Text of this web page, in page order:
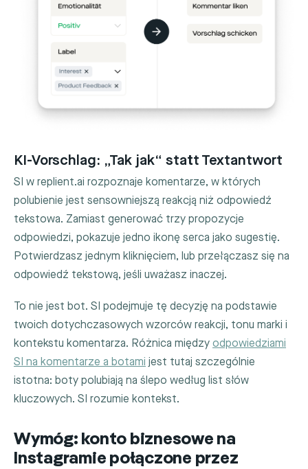
KI-Vorschlag: „Tak jak“ statt Textantwort
SI w replient.ai rozpoznaje komentarze, w których
polubienie jest sensowniejszą reakcją niż odpowiedź
tekstowa. Zamiast generować trzy propozycje
odpowiedzi, pokazuje jedno ikonę serca jako sugestię.
Potwierdzasz jednym kliknięciem, lub przełączasz się na
odpowiedź tekstową, jeśli uważasz inaczej.
To nie jest bot. SI podejmuje tę decyzję na podstawie
twoich dotychczasowych wzorców reakcji, tonu marki i
kontekstu komentarza. Różnica między odpowiedziami
SI na komentarze a botami jest tutaj szczególnie
istotna: boty polubiają na ślepo według list słów
kluczowych. SI rozumie kontekst.
Wymóg: konto biznesowe na
Instagramie połączone przez